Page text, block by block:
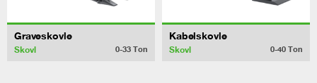
Graveskovle
Skovl 0-33 Ton
Kabelskovle
Skovl 0-40 Ton